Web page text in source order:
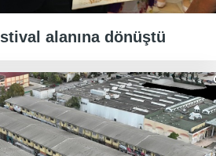
alanına dönüştü